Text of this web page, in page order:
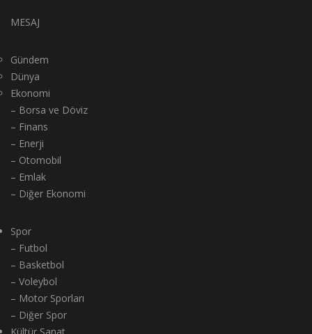
MESAJ
Gündem
Dünya
Ekonomi
– Borsa ve Döviz
– Finans
– Enerji
– Otomobil
– Emlak
– Diğer Ekonomi
Spor
– Futbol
– Basketbol
– Voleybol
– Motor Sporları
– Diğer Spor